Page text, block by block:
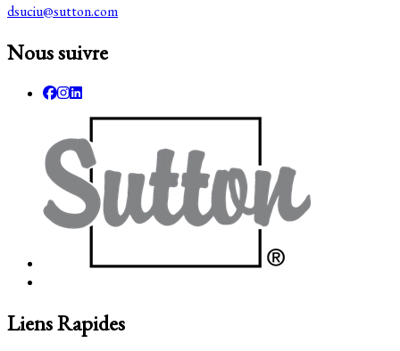
dsuciu@sutton.com
Nous suivre
Liens Rapides